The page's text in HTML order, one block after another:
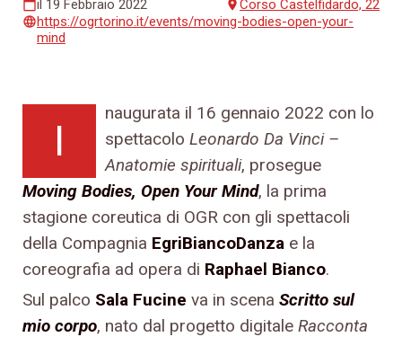
calendar_todayil 19 Febbraio 2022 placeCorso Castelfidardo, 22
languagehttps://ogrtorino.it/events/moving-bodies-open-your-
mind
I
naugurata il 16 gennaio 2022 con lo
spettacolo Leonardo Da Vinci –
Anatomie spirituali, prosegue
Moving Bodies, Open Your Mind, la prima
stagione coreutica di OGR con gli spettacoli
della Compagnia EgriBiancoDanza e la
coreografia ad opera di Raphael Bianco.
Sul palco Sala Fucine va in scena Scritto sul
mio corpo, nato dal progetto digitale Racconta